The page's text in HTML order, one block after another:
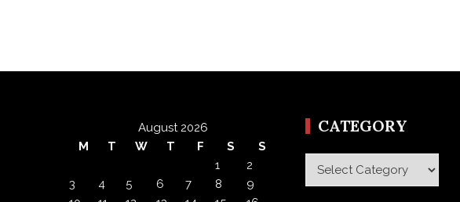
August 2026
M
T W T F S
S
1
2
3
4 5 6 7 8
9
CATEGORY
Category